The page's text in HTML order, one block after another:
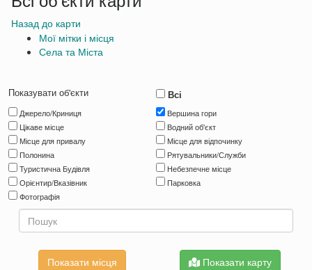
Назад до карти
Мої мітки і місця
Села та Міста
Показувати об'єкти
Джерело/Криниця
Цікаве місце
Місце для привалу
Полонина
Туристична Будівля
Орієнтир/Вказівник
Фотографія
Всі
Вершина гори
Водний об'єкт
Місце для відпочинку
Рятувальники/Служби
Небезпечне місце
Парковка
Показати карту